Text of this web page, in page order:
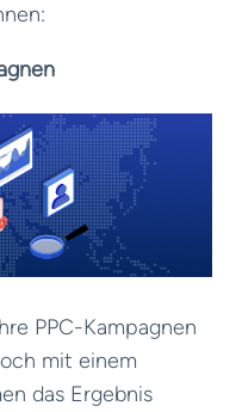
PPC-Kampagnen
mit einem
das Ergebnis